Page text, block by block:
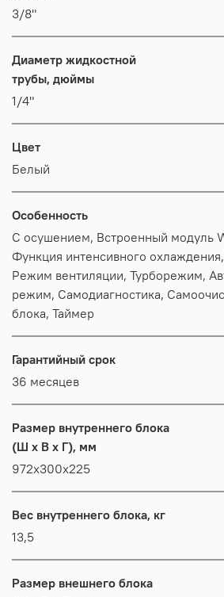
3/8"
Диаметр жидкостной
трубы, дюймы
1/4"
Цвет
Белый
Особенность
С осушением, Встроенный модуль Wi-Fi, Smart Air,
Функция интенсивного охлаждения, Теплый пуск,
Режим вентиляции, Турборежим, Авто режим, Ночной
режим, Самодиагностика, Самоочистка внутреннего
блока, Таймер
Гарантийный срок
36 месяцев
Размер внутреннего блока
(Ш x В x Г), мм
972x300x225
Вес внутреннего блока, кг
13,5
Размер внешнего блока